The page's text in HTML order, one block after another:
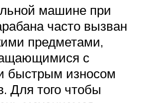
машине при
часто вызван
предметами,
с
быстрым износом
Для того чтобы